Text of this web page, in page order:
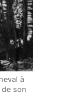
à
son